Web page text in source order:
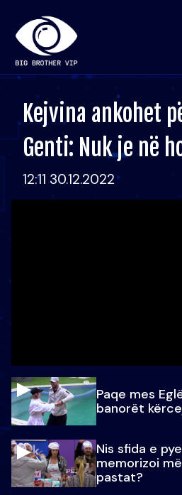
Kejvina ankohet
Genti: Nuk je në
12:11 30.12.2022
Paqe mes
banorët
Nis sfida e
memorizoi
pastat?